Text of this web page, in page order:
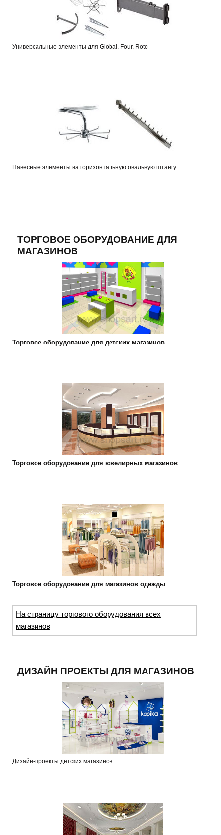
Универсальные элементы для Global, Four, Roto
Навесные элементы на горизонтальную овальную штангу
ТОРГОВОЕ ОБОРУДОВАНИЕ ДЛЯ
МАГАЗИНОВ
Торговое оборудование для детских магазинов
Торговое оборудование для ювелирных магазинов
Торговое оборудование для магазинов одежды
На страницу торгового оборудования всех
магазинов
ДИЗАЙН ПРОЕКТЫ ДЛЯ МАГАЗИНОВ
Дизайн-проекты детских магазинов